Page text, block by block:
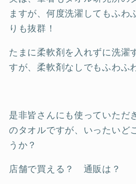
ますが、何度洗濯してもふわ
りも抜群！
たまに柔軟剤を入れずに洗濯
すが、柔軟剤なしでもふわふ
是非皆さんにも使っていただ
のタオルですが、いったいど
うか？
店舗で買える？ 通販は？